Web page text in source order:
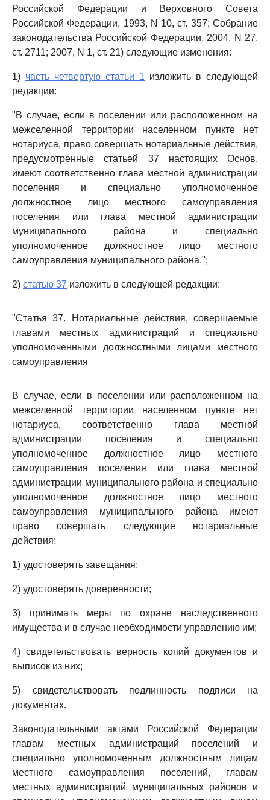
Российской Федерации и Верховного Совета
Российской Федерации, 1993, N 10, ст. 357; Собрание
законодательства Российской Федерации, 2004, N 27,
ст. 2711; 2007, N 1, ст. 21) следующие изменения:
1) часть четвертую статьи 1 изложить в следующей
редакции:
"В случае, если в поселении или расположенном на
межселенной территории населенном пункте нет
нотариуса, право совершать нотариальные действия,
предусмотренные статьей 37 настоящих Основ,
имеют соответственно глава местной администрации
поселения и специально уполномоченное
должностное лицо местного самоуправления
поселения или глава местной администрации
муниципального района и специально
уполномоченное должностное лицо местного
самоуправления муниципального района.";
2) статью 37 изложить в следующей редакции:
"Статья 37. Нотариальные действия, совершаемые
главами местных администраций и специально
уполномоченными должностными лицами местного
самоуправления
В случае, если в поселении или расположенном на
межселенной территории населенном пункте нет
нотариуса, соответственно глава местной
администрации поселения и специально
уполномоченное должностное лицо местного
самоуправления поселения или глава местной
администрации муниципального района и специально
уполномоченное должностное лицо местного
самоуправления муниципального района имеют
право совершать следующие нотариальные
действия:
1) удостоверять завещания;
2) удостоверять доверенности;
3) принимать меры по охране наследственного
имущества и в случае необходимости управлению им;
4) свидетельствовать верность копий документов и
выписок из них;
5) свидетельствовать подлинность подписи на
документах.
Законодательными актами Российской Федерации
главам местных администраций поселений и
специально уполномоченным должностным лицам
местного самоуправления поселений, главам
местных администраций муниципальных районов и